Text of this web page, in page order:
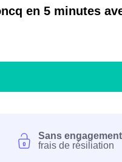
en 5 minutes
Sans engagement
frais de résiliation